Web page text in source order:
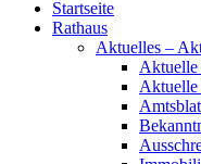
Startseite
Rathaus
Aktuelles –
Aktuelle
Aktuelle